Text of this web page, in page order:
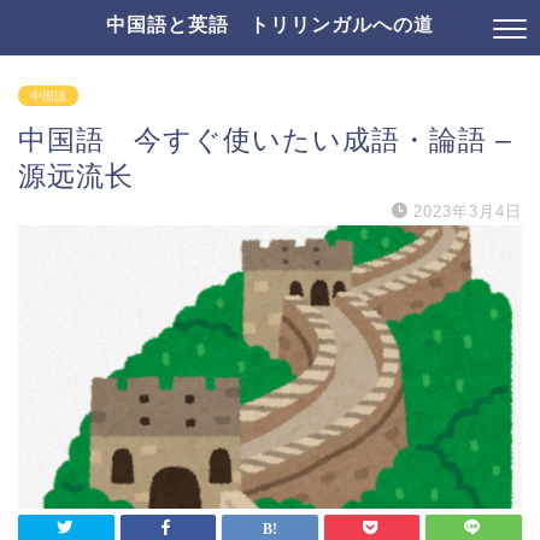
中国語と英語 トリリンガルへの道
中国語
中国語 今すぐ使いたい成語・論語 –
源远流长
2023年3月4日